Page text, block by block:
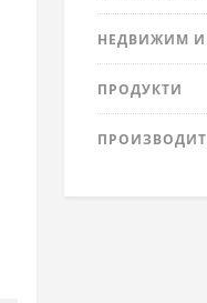
НЕДВИЖИМ
ПРОДУКТИ